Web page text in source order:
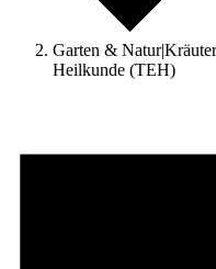
Garten &
Heilkunde (TEH)